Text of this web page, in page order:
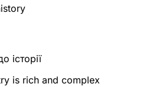
історії
is rich and complex